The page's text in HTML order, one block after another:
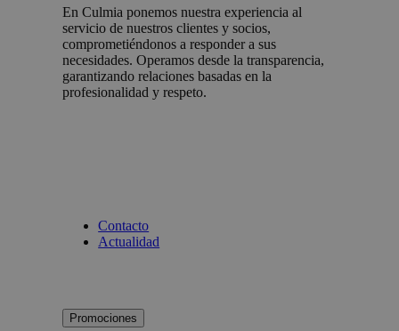
En Culmia ponemos nuestra experiencia al
servicio de nuestros clientes y socios,
comprometiéndonos a responder a sus
necesidades. Operamos desde la transparencia,
garantizando relaciones basadas en la
profesionalidad y respeto.
Contacto
Actualidad
Promociones